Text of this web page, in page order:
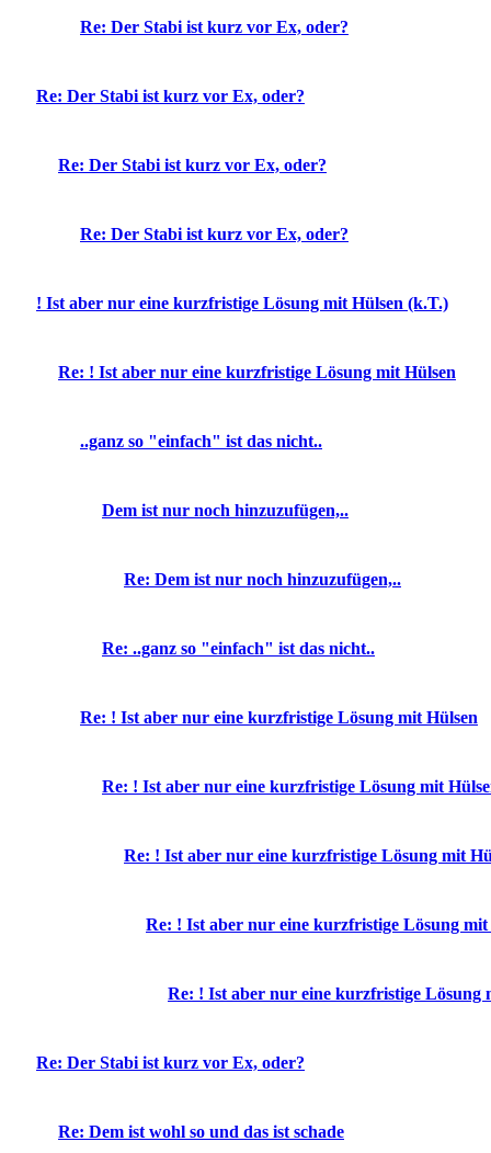
Re: Der Stabi ist kurz vor Ex, oder?
Re: Der Stabi ist kurz vor Ex, oder?
Re: Der Stabi ist kurz vor Ex, oder?
Re: Der Stabi ist kurz vor Ex, oder?
! Ist aber nur eine kurzfristige Lösung mit Hülsen (k.T.)
Re: ! Ist aber nur eine kurzfristige Lösung mit Hülsen
..ganz so "einfach" ist das nicht..
Dem ist nur noch hinzuzufügen,..
Re: Dem ist nur noch hinzuzufügen,..
Re: ..ganz so "einfach" ist das nicht..
Re: ! Ist aber nur eine kurzfristige Lösung mit Hülsen
Re: ! Ist aber nur eine kurzfristige Lösung mit
Re: ! Ist aber nur eine kurzfristige Lösung mit
Re: ! Ist aber nur eine kurzfristige Lösung mit
Re: ! Ist aber nur eine kurzfristige Lösung
Re: Der Stabi ist kurz vor Ex, oder?
Re: Dem ist wohl so und das ist schade